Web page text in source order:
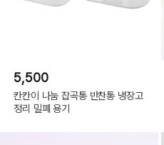
5,500
칸칸이 나눔 잡곡통 반찬통 냉장고
정리 밀폐 용기